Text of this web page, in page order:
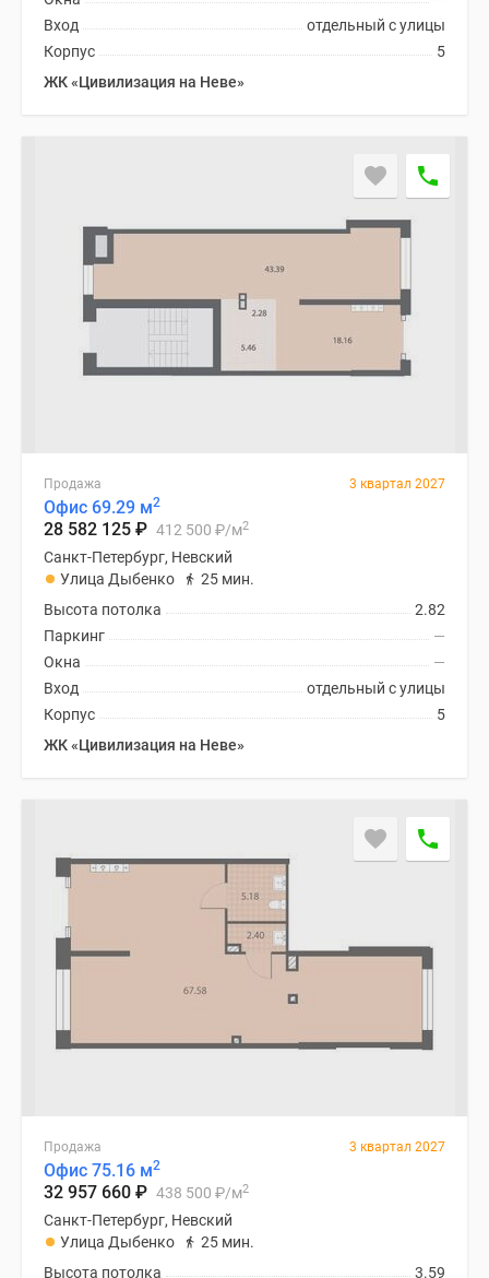
отдельный с улицы
Вход
5
Корпус
ЖК «Цивилизация на Неве»
Продажа 3 квартал 2027
Офис 69.29 м2
28 582 125 ₽ 412 500 ₽/м2
Санкт-Петербург, Невский
Улица Дыбенко
25 мин.
2.82
Высота потолка
—
Паркинг
—
Окна
отдельный с улицы
Вход
5
Корпус
ЖК «Цивилизация на Неве»
Продажа 3 квартал 2027
Офис 75.16 м2
32 957 660 ₽ 438 500 ₽/м2
Санкт-Петербург, Невский
Улица Дыбенко
25 мин.
3.59
Высота потолка